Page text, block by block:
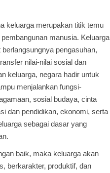
keluarga merupakan titik temu
manusia. Keluarga
pengasuhan,
nilai-nilai sosial dan
keluarga, negara hadir untuk
menjalankan fungsi-
sosial budaya, cinta
dan pendidikan, ekonomi, serta
sebagai dasar yang
baik, maka keluarga akan
berkarakter, produktif, dan